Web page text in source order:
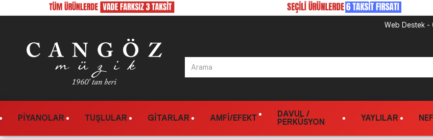
Web Destek -
PIYANOLAR TUŞLULAR GITARLAR AMFI/EFEKT
DAVUL /
PERKÜSYON
YAYLILAR